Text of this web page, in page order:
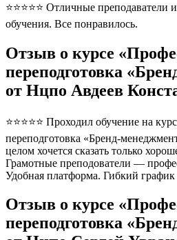
⭐⭐⭐⭐⭐ Отличные
обучения. Все понравилось.
Отзыв о курсе
переподготовка
от Нцпо Авдеев
⭐⭐⭐⭐⭐ Проходил обучение на
переподготовка «Бренд-
целом хочется сказать только
Грамотные преподователи —
Удобная платформа. Гибкий график
Отзыв о курсе
переподготовка